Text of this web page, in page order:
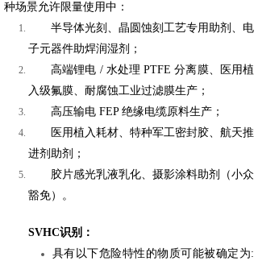
种场景允许限量使用中：
半导体光刻、晶圆蚀刻工艺专用助剂、电
子元器件助焊润湿剂；
高端锂电 / 水处理 PTFE 分离膜、医用植
入级氟膜、耐腐蚀工业过滤膜生产；
高压输电 FEP 绝缘电缆原料生产；
医用植入耗材、特种军工密封胶、航天推
进剂助剂；
胶片感光乳液乳化、摄影涂料助剂（小众
豁免）。
SVHC识别：
具有以下危险特性的物质可能被确定为: